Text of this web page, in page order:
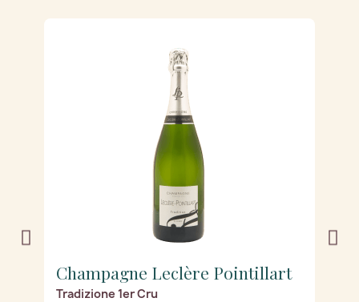
Champagne Leclère Pointillart
Tradizione 1er Cru